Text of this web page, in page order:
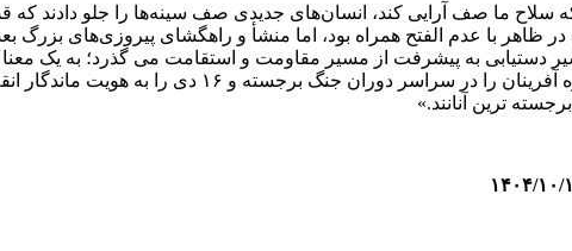
سلاح ما صف آرایی کند، انسان‌های جدیدی صف سینه‌ها را جلو دادند
با عدم الفتح همراه بود، اما منشأ و راهگشای پیروزی‌های بزرگ
دستیابی به پیشرفت از مسیر مقاومت و استقامت می گذرد؛ به یک
شدند و این شاید آن دلیلی باشد که به تعبیر رهبر
ترین آنانند.»